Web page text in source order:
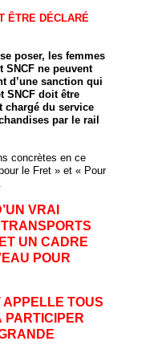
ÊTRE DÉCLARÉ
poser, les femmes
SNCF ne peuvent
d’une sanction qui
SNCF doit être
chargé du service
par le rail
concrètes en ce
le Fret » et « Pour
VRAI
UN CADRE
POUR
APPELLE TOUS
PARTICIPER